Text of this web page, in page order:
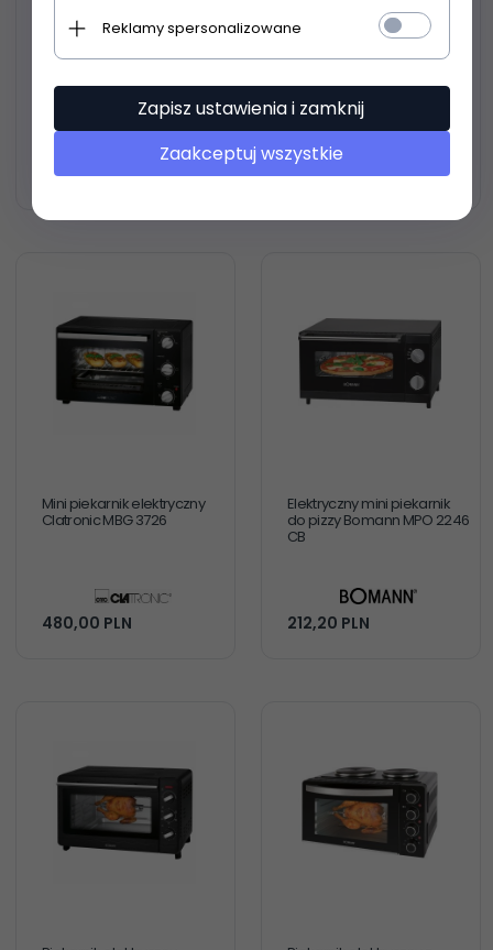
Piekarnik elektryczny,
wielofunkcyjny Clatronic
649,70PLN
Piec do pizzy ProfiCook PC-
709,00PLN
Mini piekarnik elektryczny
Clatronic MBG 3726
480,00 PLN
Elektryczny mini piekarnik
do pizzy Bomann MPO 2246
CB
212,20 PLN
Reklamy spersonalizowane
Zapisz ustawienia i zamknij
Zaakceptuj wszystkie